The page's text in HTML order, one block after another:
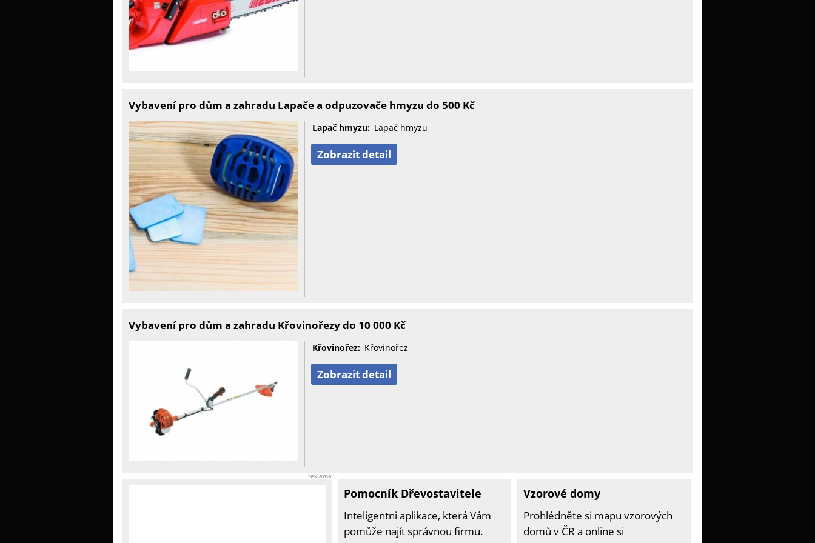
Vybavení pro dům a zahradu Lapače a odpuzovače hmyzu do 500 Kč
Lapač hmyzu: Lapač hmyzu
Zobrazit detail
Vybavení pro dům a zahradu Křovinořezy do 10 000 Kč
Křovinořez: Křovinořez
Zobrazit detail
reklama
Pomocník Dřevostavitele
Inteligentni aplikace, která Vám
pomůže najít správnou firmu.
Vzorové domy
Prohlédněte si mapu vzorových
domů v ČR a online si